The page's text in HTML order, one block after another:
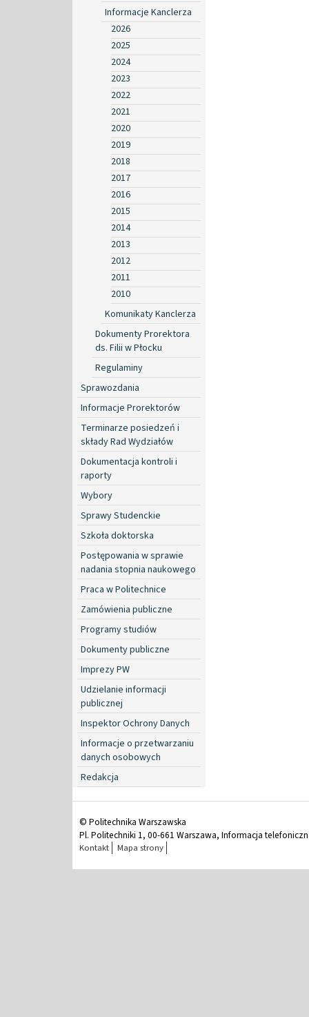
Informacje Kanclerza
2026
2025
2024
2023
2022
2021
2020
2019
2018
2017
2016
2015
2014
2013
2012
2011
2010
Komunikaty Kanclerza
Dokumenty Prorektora
ds. Filii w Płocku
Regulaminy
Sprawozdania
Informacje Prorektorów
Terminarze posiedzeń i
składy Rad Wydziałów
Dokumentacja kontroli i
raporty
Wybory
Sprawy Studenckie
Szkoła doktorska
Postępowania w sprawie
nadania stopnia naukowego
Praca w Politechnice
Zamówienia publiczne
Programy studiów
Dokumenty publiczne
Imprezy PW
Udzielanie informacji
publicznej
Inspektor Ochrony Danych
Informacje o przetwarzaniu
danych osobowych
Redakcja
© Politechnika Warszawska
Pl. Politechniki 1, 00-661 Warszawa, Informacja
Kontakt Mapa strony